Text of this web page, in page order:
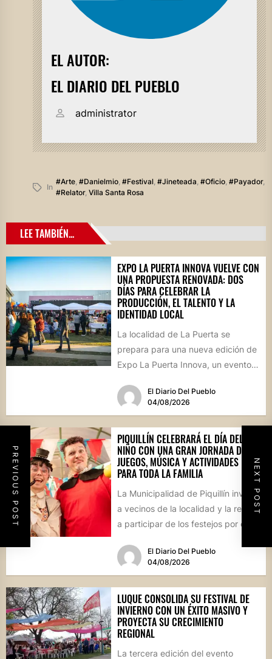
EL AUTOR:
EL DIARIO DEL PUEBLO
administrator
In
#arte, #danielmio, #festival, #jineteada #oficio, #payador,
#relator, Villa Santa Rosa
PREVIOUS POST NEXT POST
LEE TAMBIÉN...
EXPO LA PUERTA INNOVA VUELVE CON
UNA PROPUESTA RENOVADA: DOS
DÍAS PARA CELEBRAR LA
PRODUCCIÓN, EL TALENTO Y LA
IDENTIDAD LOCAL
La localidad de La Puerta se
prepara para una nueva edición de
Expo La Puerta Innova, un evento
El Diario Del Pueblo
04/08/2026
PIQUILLÍN CELEBRARÁ EL DÍA DEL
NIÑO CON UNA GRAN JORNADA DE
JUEGOS, MÚSICA Y ACTIVIDADES
PARA TODA LA FAMILIA
La Municipalidad de Piquillín invita
a vecinos de la localidad y la región
a participar de los festejos por el...
El Diario Del Pueblo
04/08/2026
LUQUE CONSOLIDA SU FESTIVAL DE
INVIERNO CON UN ÉXITO MASIVO Y
PROYECTA SU CRECIMIENTO
REGIONAL
La tercera edición del evento